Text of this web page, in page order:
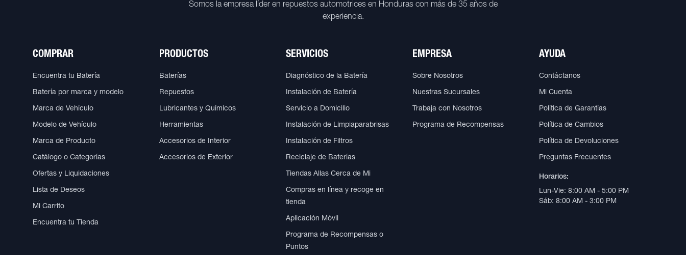
Somos la empresa líder en repuestos automotrices en Honduras con más de 35 años de
experiencia.
COMPRAR
Encuentra tu Batería
Batería por marca y modelo
Marca de Vehículo
Modelo de Vehículo
Marca de Producto
Catálogo o Categorías
Ofertas y Liquidaciones
Lista de Deseos
Mi Carrito
Encuentra tu Tienda
PRODUCTOS
Baterías
Repuestos
Lubricantes y Químicos
Herramientas
Accesorios de Interior
Accesorios de Exterior
SERVICIOS
Diagnóstico de la Batería
Instalación de Batería
Servicio a Domicilio
Instalación de Limpiaparabrisas
Instalación de Filtros
Reciclaje de Baterías
Tiendas Allas Cerca de Mi
Compras en línea y recoge en
tienda
Aplicación Móvil
Programa de Recompensas o
Puntos
EMPRESA
Sobre Nosotros
Nuestras Sucursales
Trabaja con Nosotros
Programa de Recompensas
AYUDA
Contáctanos
Mi Cuenta
Política de Garantías
Política de Cambios
Política de Devoluciones
Preguntas Frecuentes
Horarios:
Lun-Vie: 8:00 AM - 5:00 PM
Sáb: 8:00 AM - 3:00 PM